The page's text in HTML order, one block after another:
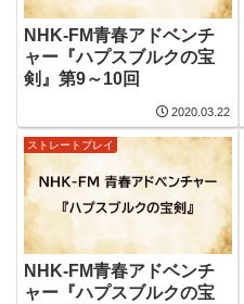
NHK-FM青春アドベンチ
ャー『ハプスブルクの宝
剣』第9～10回
2020.03.22
ストレートプレイ
NHK-FM青春アドベンチ
ャー『ハプスブルクの宝